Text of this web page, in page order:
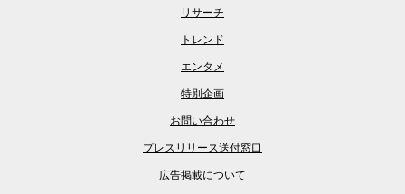
リサーチ
トレンド
エンタメ
特別企画
お問い合わせ
プレスリリース送付窓口
広告掲載について